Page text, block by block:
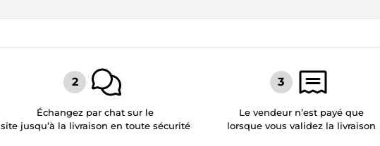
Échangez par chat sur le
site jusqu’à la livraison en toute sécurité
Le vendeur n’est payé que
lorsque vous validez la livraison